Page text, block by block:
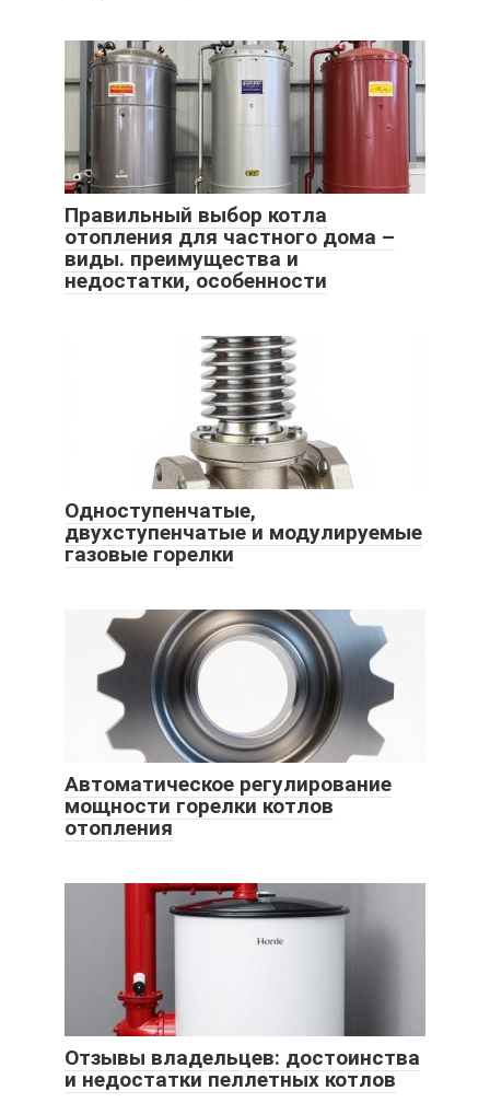
Правильный выбор котла
отопления для частного дома –
виды. преимущества и
недостатки, особенности
Одноступенчатые,
двухступенчатые и модулируемые
газовые горелки
Автоматическое регулирование
мощности горелки котлов
отопления
Отзывы владельцев: достоинства
и недостатки пеллетных котлов